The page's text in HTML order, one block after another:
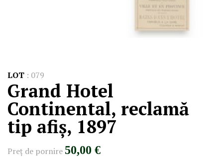
LOT : 079
Grand Hotel
Continental, reclamă
tip afiș, 1897
Preţ de pornire 50,00 €